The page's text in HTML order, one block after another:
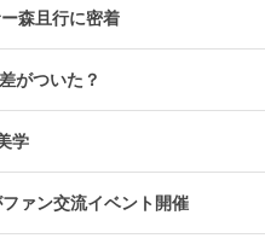
森且行に密着
がついた？
学
ァン交流イベント開催